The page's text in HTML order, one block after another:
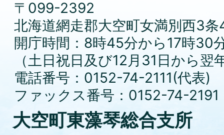
〒099-2392
北海道網走郡大空町女満別西3条
開庁時間：8時45分から17時30
（土日祝日及び12月31日から
電話番号：0152-74-2111(代表)
ファックス番号：0152-74-2191
大空町東藻琴総合支所